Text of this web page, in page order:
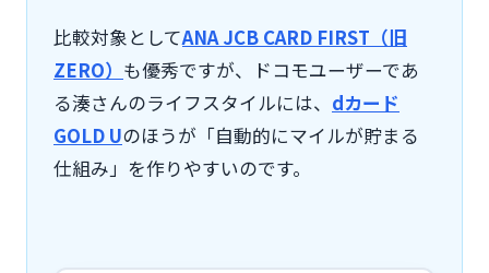
比較対象としてANA JCB CARD FIRST（旧
ZERO） も優秀ですが、ドコモユーザーであ
る湊さんのライフスタイルには、 dカード
GOLD Uのほうが「自動的にマイルが貯まる
仕組み」を作りやすいのです。